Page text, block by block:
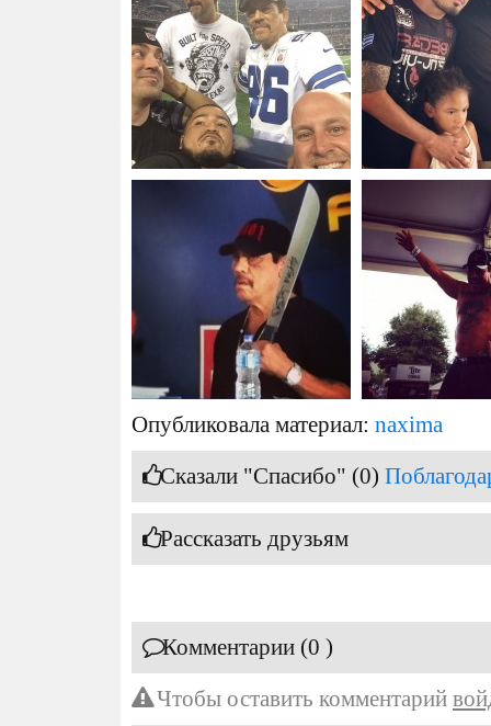
Опубликовала материал: naxima
Сказали "Спасибо" (0)
Рассказать друзьям
Комментарии (0 )
Чтобы оставить комментарий